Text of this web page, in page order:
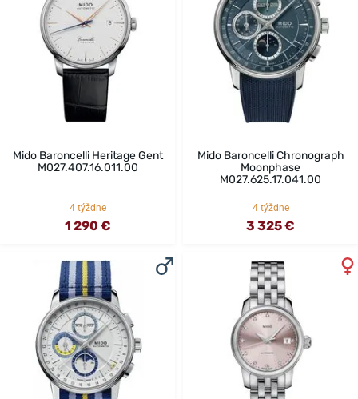
Mido Baroncelli Heritage Gent
M027.407.16.011.00
4 týždne
1 290 €
Mido Baroncelli Chronograph
Moonphase
M027.625.17.041.00
4 týždne
3 325 €